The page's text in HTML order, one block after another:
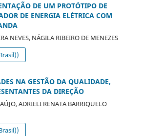
DE UM PROTÓTIPO DE
DE ENERGIA ELÉTRICA COM
NEVES, NÁGILA RIBEIRO DE MENEZES
NA GESTÃO DA QUALIDADE,
DA DIREÇÃO
ADRIELI RENATA BARRIQUELO